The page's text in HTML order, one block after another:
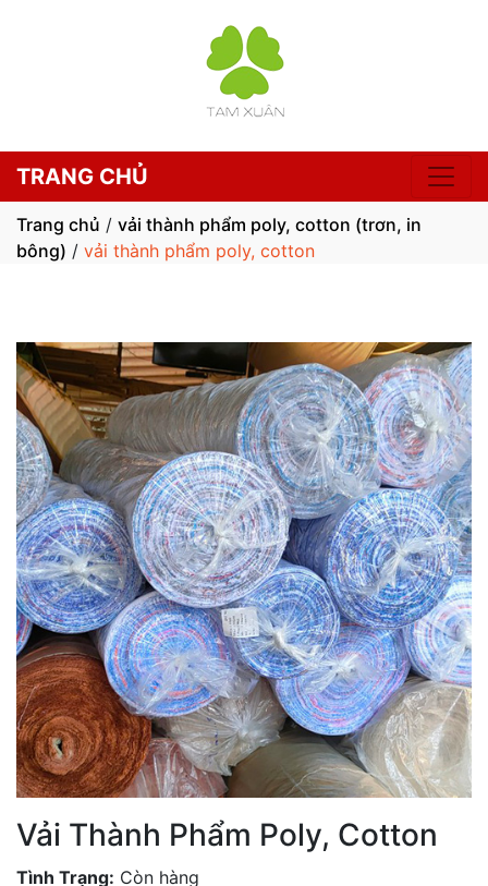
TRANG CHỦ
Trang chủ / vải thành phẩm poly, cotton (trơn, in
bông) / vải thành phẩm poly, cotton
Vải Thành Phẩm Poly, Cotton
Tình Trạng: Còn hàng